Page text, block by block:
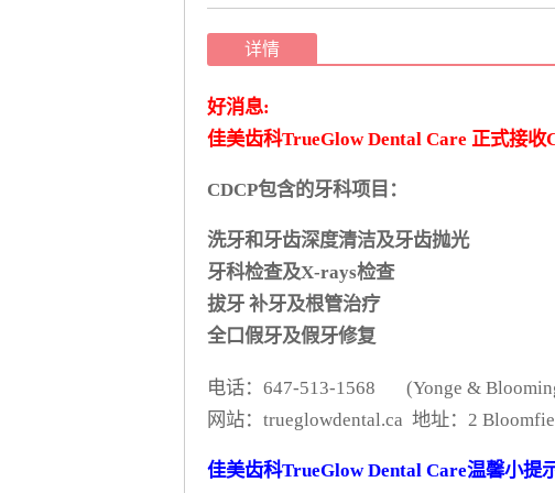
详情
好消息:
佳美齿科TrueGlow Dental Care 正式接收
CDCP包含的牙科项目：
洗牙和牙齿深度清洁及牙齿抛光
牙科检查及X-rays检查
拔牙 补牙及根管治疗
全口假牙及假牙修复
电话：647-513-1568 (Yonge &
网站：trueglowdental.ca 地址：2
佳美齿科TrueGlow Dental Care温馨小提示